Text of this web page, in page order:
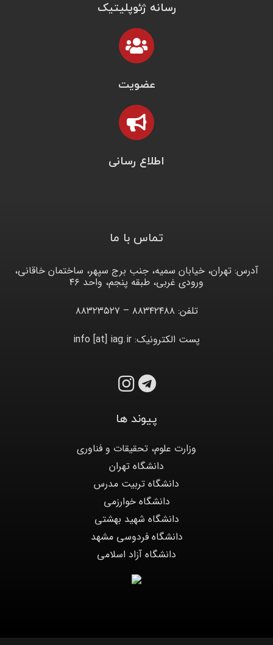
رسانه ژئوپلیتیک
عضویت
اطلاع رسانی
تماس با ما
آدرس: تهران، خیابان سمیه، جنب برج سپهر، ساختمان خاقانی،
ورودی غربی، طبقه پنجم، واحد ۴۶
تلفن: ۸۸۳۴۲۴۸۸ – ۸۸۳۲۳۵۲۷
پست الکترونیک: info [at] iag.ir
پیوند ها
وزارت علوم، تحقیقات و فناوری
دانشگاه تهران
دانشگاه تربیت مدرس
دانشگاه خوارزمی
دانشگاه شهید بهشتی
دانشگاه فردوسی مشهد
دانشگاه آزاد اسلامی